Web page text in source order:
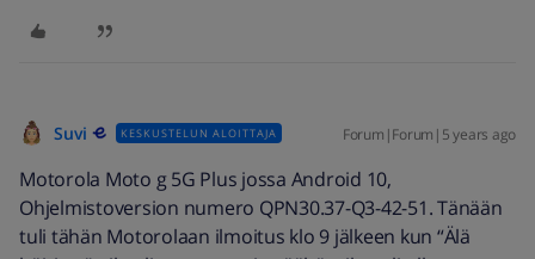
Suvi KESKUSTELUN ALOITTAJA Forum|Forum|5 years ago
Motorola Moto g 5G Plus jossa Android 10,
Ohjelmistoversion numero QPN30.37-Q3-42-51. Tänään
tuli tähän Motorolaan ilmoitus klo 9 jälkeen kun “Älä